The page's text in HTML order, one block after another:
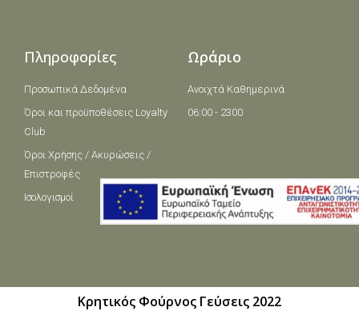
Πληροφορίες
Προσωπικά Δεδομένα
Όροι και πρoϋποθέσεις Loyalty
Club
Όροι Χρήσης / Ακυρώσεις /
Επιστροφές
Ισολογισμοί
Ωράριο
Ανοιχτά Καθημερινά
06:00 - 2300
Κρητικός Φούρνος Γεύσεις 2022